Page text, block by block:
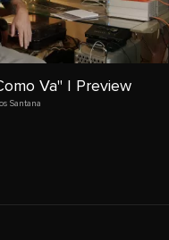
Va" | Preview
Santana